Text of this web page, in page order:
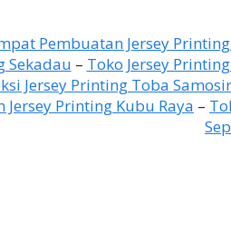
Pembuatan Jersey
Sekadau – Toko Jersey
Jersey Printing Toba Samosir
Jersey Printing Kubu Raya –